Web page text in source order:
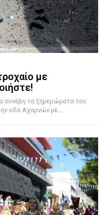
με
συνέβη τα ξημερώματα του
οδό Αχαρνών με...